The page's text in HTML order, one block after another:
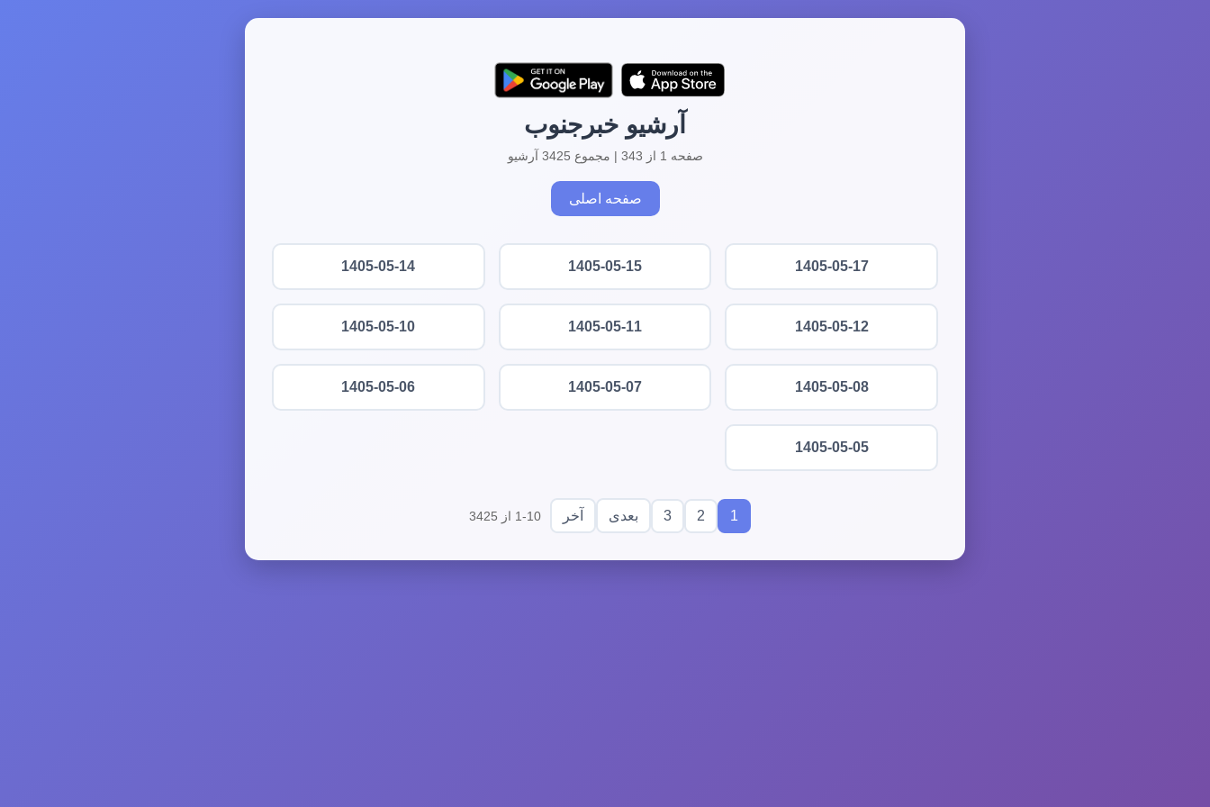
آرشیو خبرجنوب
صفحه 1 از 343 | مجموع 3425 آرشیو
صفحه اصلی
1405-05-17
1405-05-15
1405-05-14
1405-05-12
1405-05-11
1405-05-10
1405-05-08
1405-05-07
1405-05-06
1405-05-05
1
2
3 بعدی آخر 1-10 از 3425